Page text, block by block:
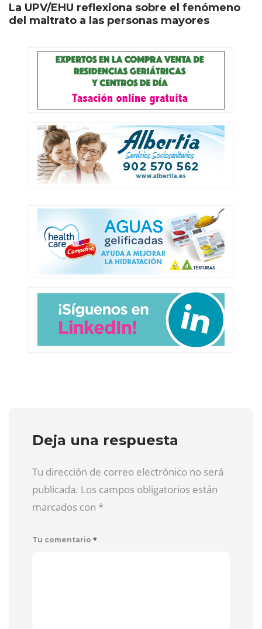
La UPV/EHU reflexiona sobre el fenómeno
del maltrato a las personas mayores
Deja una respuesta
Tu dirección de correo electrónico no será
publicada. Los campos obligatorios están
marcados con *
Tu comentario *